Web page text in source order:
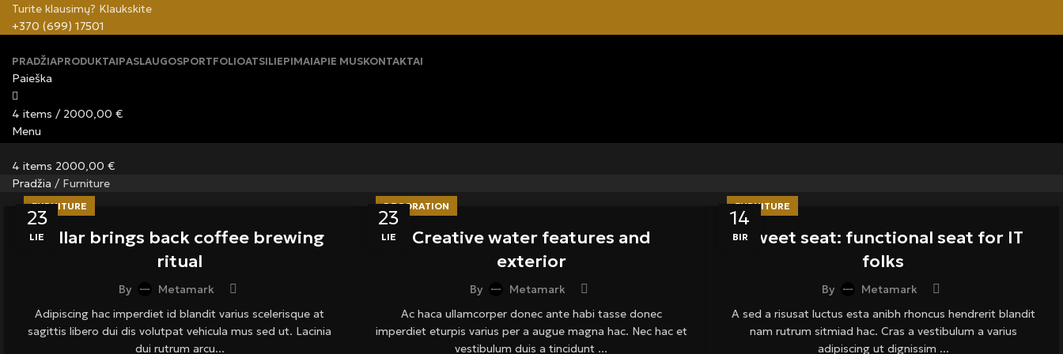
Turite klausimų? Klaukskite
+370 (699) 17501
PRADŽIAPRODUKTAIPASLAUGOSPORTFOLIOATSILIEPIMAIAPIE MUSKONTAKTAI
Paieška
4 items / 2000,00 €
Menu
4 items 2000,00 €
Pradžia / Furniture
23
LIE
FURNITURE
Collar brings back coffee brewing
ritual
By
Metamark
Adipiscing hac imperdiet id blandit varius scelerisque at
sagittis libero dui dis volutpat vehicula mus sed ut. Lacinia
dui rutrum arcu...
23
LIE
DECORATION
Creative water features and
exterior
By
Metamark
Ac haca ullamcorper donec ante habi tasse donec
imperdiet eturpis varius per a augue magna hac. Nec hac et
vestibulum duis a tincidunt ...
14
BIR
FURNITURE
Sweet seat: functional seat for IT
folks
By
Metamark
A sed a risusat luctus esta anibh rhoncus hendrerit blandit
nam rutrum sitmiad hac. Cras a vestibulum a varius
adipiscing ut dignissim ...